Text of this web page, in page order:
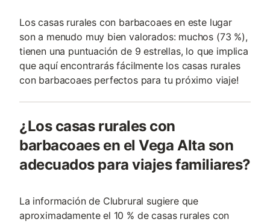
Los casas rurales con barbacoaes en este lugar
son a menudo muy bien valorados: muchos (73 %),
tienen una puntuación de 9 estrellas, lo que implica
que aquí encontrarás fácilmente los casas rurales
con barbacoaes perfectos para tu próximo viaje!
¿Los casas rurales con
barbacoaes en el Vega Alta son
adecuados para viajes familiares?
La información de Clubrural sugiere que
aproximadamente el 10 % de casas rurales con